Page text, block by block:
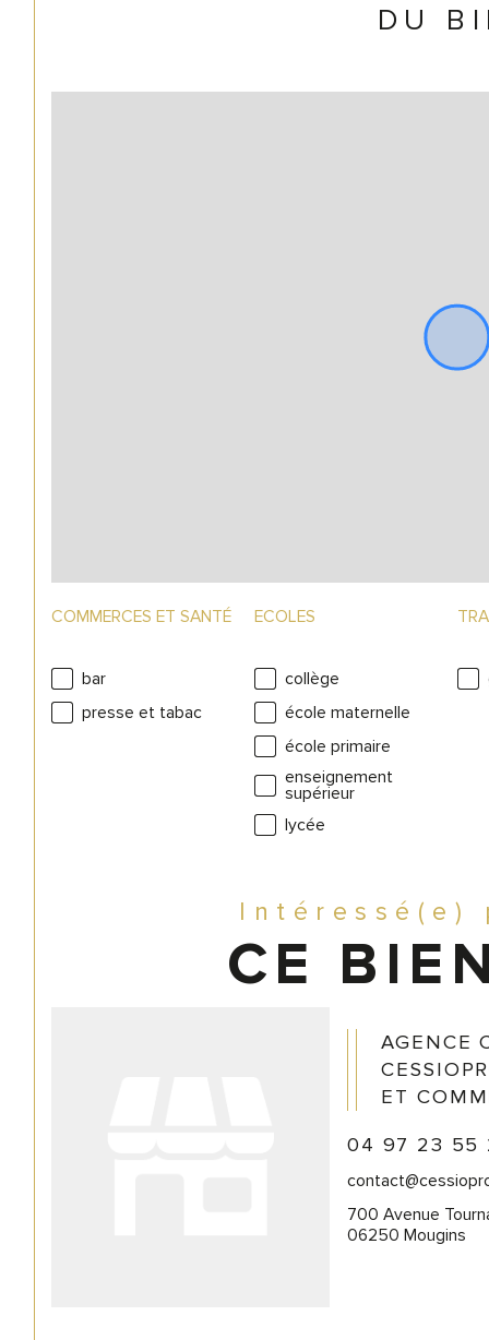
DU
COMMERCES ET SANTÉ
bar
presse et tabac
ECOLES
collège
école maternelle
école primaire
enseignement
supérieur
lycée
Intéressé(e)
CE
AGENCE
ET
04 97 23 55
700 Avenue
06250 Mougins